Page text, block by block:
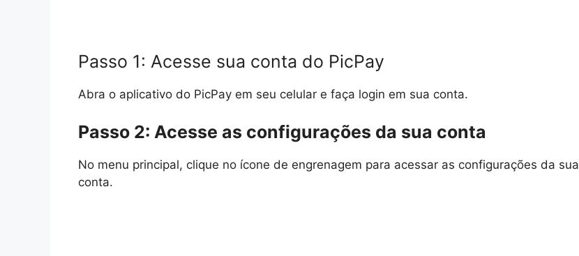
Passo 1: Acesse sua conta do PicPay
Abra o aplicativo do PicPay em seu celular e faça login em sua conta.
Passo 2: Acesse as configurações da sua conta
No menu principal, clique no ícone de engrenagem para acessar as configurações da sua
conta.